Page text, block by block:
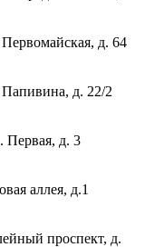
д. 64
Папивина, д. 22/2
Первая, д. 3
аллея, д.1
проспект, д.